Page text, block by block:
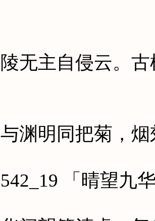
主自侵云。古
明同把菊，烟
「晴望九